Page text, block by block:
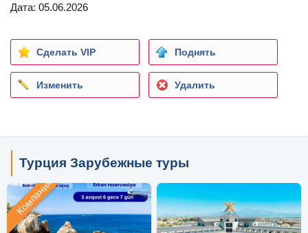
Дата: 05.06.2026
Сделать VIP Поднять
Изменить Удалить
Турция Зарубежные туры
Компания